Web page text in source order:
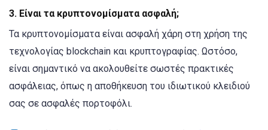
3. Είναι τα κρυπτονομίσματα ασφαλή;
Τα κρυπτονομίσματα είναι ασφαλή χάρη στη χρήση της
τεχνολογίας blockchain και κρυπτογραφίας. Ωστόσο,
είναι σημαντικό να ακολουθείτε σωστές πρακτικές
ασφάλειας, όπως η αποθήκευση του ιδιωτικού κλειδιού
σας σε ασφαλές πορτοφόλι.